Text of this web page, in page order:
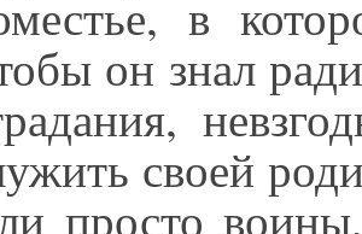
в
он знал
своей
просто